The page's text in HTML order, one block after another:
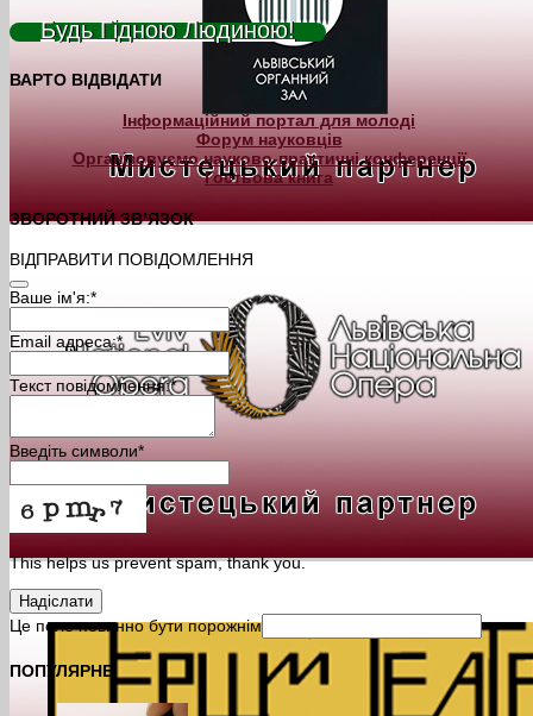
Будь Гідною Людиною!
ВАРТО ВІДВІДАТИ
Інформаційний портал для молоді
Форум науковців
Організовуємо науково-практичні конференції
Гостьова книга
ЗВОРОТНИЙ ЗВ’ЯЗОК
ВІДПРАВИТИ ПОВІДОМЛЕННЯ
Ваше ім'я:*
Email адреса:*
Текст повідомлення:*
Введіть символи*
This helps us prevent spam, thank you.
Надіслати
Це поле повинно бути порожнім
ПОПУЛЯРНЕ